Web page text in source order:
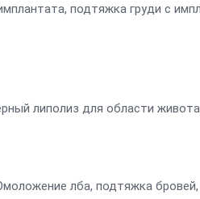
подтяжка груди с
липолиз для области живота
лба, подтяжка